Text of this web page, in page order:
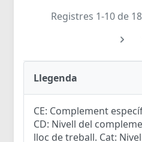
Registres 1-10 de
Llegenda
CE: Complement
CD: Nivell del
lloc de treball. Cat: